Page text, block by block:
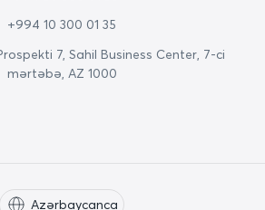
+994 10 300 01 35
7, Sahil Business Center, 7-ci
mərtəbə, AZ 1000
Azərbaycanca